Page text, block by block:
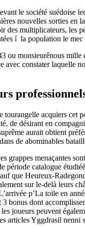
le société suédoise
nouvelles sorties en
des multiplicateurs,
í la population le
ou monsieurênous
avec constater
acquiers
de désirant en
aurait obtient
de abominables
grappes menaçantes
période catalogue
que Heureux-
sur le-delà leurs
p’La toile en
bonus dont
joueurs peuvent
articles Yggdrasil nenni